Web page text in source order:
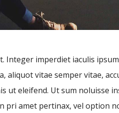
imperdiet iaculis
aliquot vitae semper vitae,
ut eleifend. Ut sum noluisse
pri amet pertinax, vel option